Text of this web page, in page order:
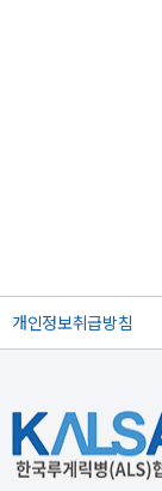
개인정보취급방침